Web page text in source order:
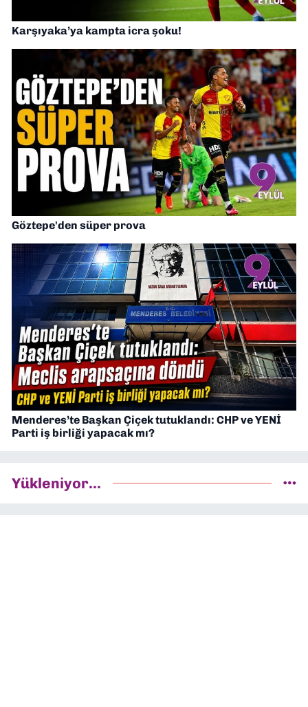
Karşıyaka’ya kampta icra şoku!
Göztepe'den süper prova
Menderes’te Başkan Çiçek tutuklandı: CHP ve YENİ
Parti iş birliği yapacak mı?
Yükleniyor...